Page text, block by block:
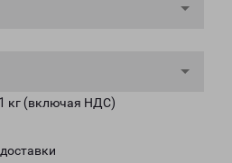
кг (включая НДС)